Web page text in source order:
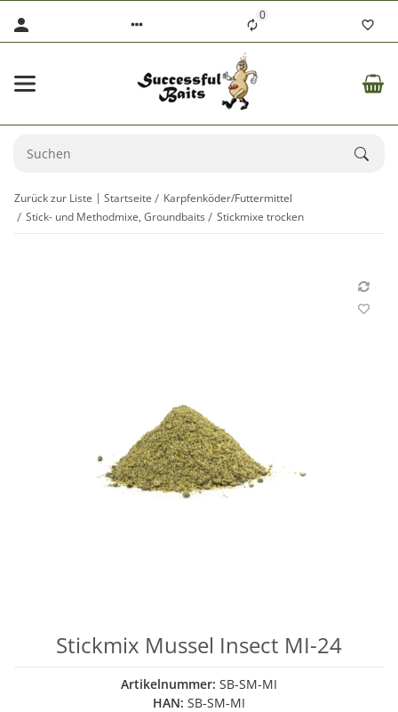
0
Zurück zur Liste Startseite
Karpfenköder/Futtermittel
Stick- und Methodmixe, Groundbaits
Stickmixe trocken
Stickmix Mussel Insect MI-24
Artikelnummer: SB-SM-MI
HAN: SB-SM-MI